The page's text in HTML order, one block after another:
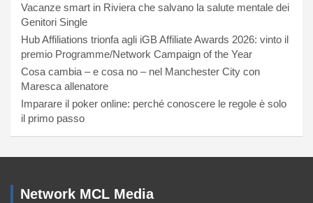
Vacanze smart in Riviera che salvano la salute mentale dei
Genitori Single
Hub Affiliations trionfa agli iGB Affiliate Awards 2026: vinto il
premio Programme/Network Campaign of the Year
Cosa cambia – e cosa no – nel Manchester City con
Maresca allenatore
Imparare il poker online: perché conoscere le regole è solo
il primo passo
Network MCL Media